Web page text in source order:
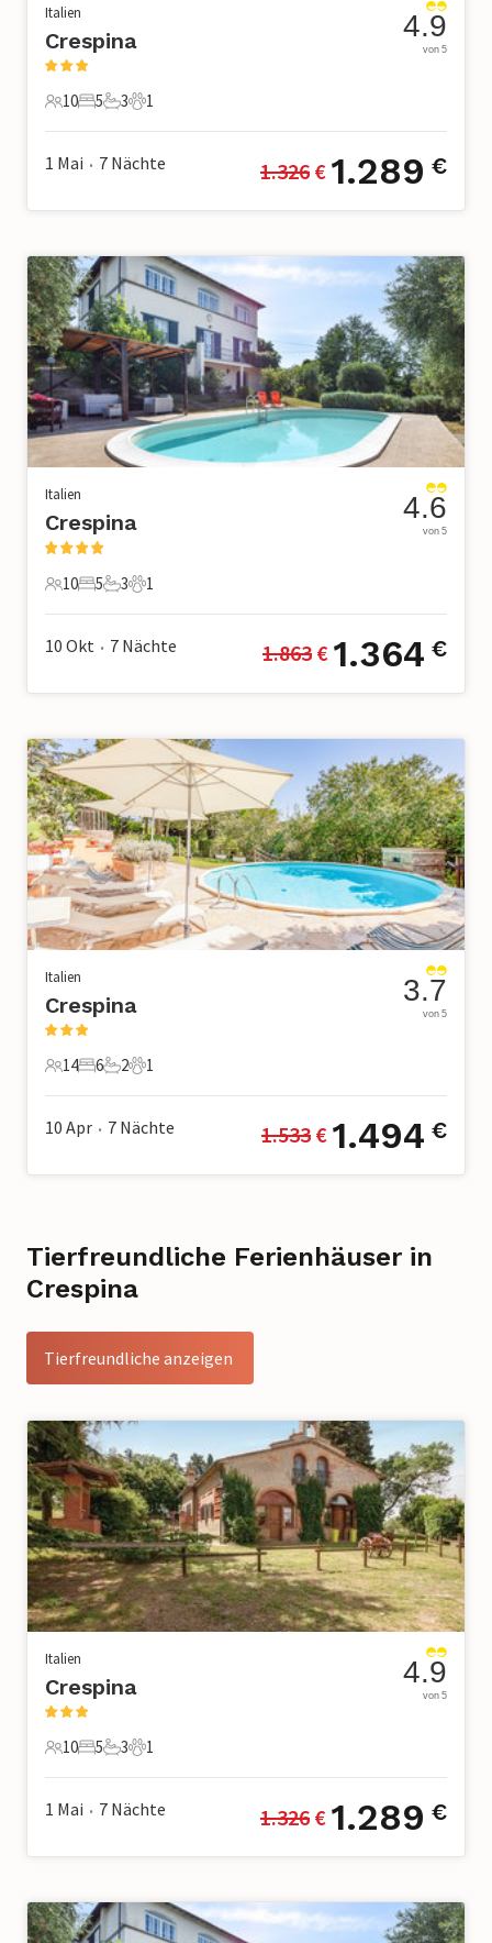
Italien
Crespina
10 Gäste
10
5 Schlafzimmer
5
3 Badezimmer
3
1 Haustier
1
4.9
von 5
1 Mai • 7 Nächte 1.326 € 1.289 €
Italien
Crespina
10 Gäste
10
5 Schlafzimmer
5
3 Badezimmer
3
1 Haustier
1
4.6
von 5
10 Okt • 7 Nächte 1.863 € 1.364 €
Italien
Crespina
14 Gäste
14
6 Schlafzimmer
6
2 Badezimmer
2
1 Haustier
1
3.7
von 5
10 Apr • 7 Nächte 1.533 € 1.494 €
Tierfreundliche Ferienhäuser in
Crespina
Tierfreundliche anzeigen
Italien
Crespina
10 Gäste
10
5 Schlafzimmer
5
3 Badezimmer
3
1 Haustier
1
4.9
von 5
1 Mai • 7 Nächte 1.326 € 1.289 €